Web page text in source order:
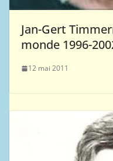
Jan-Gert
monde 1996-
12 mai 2011